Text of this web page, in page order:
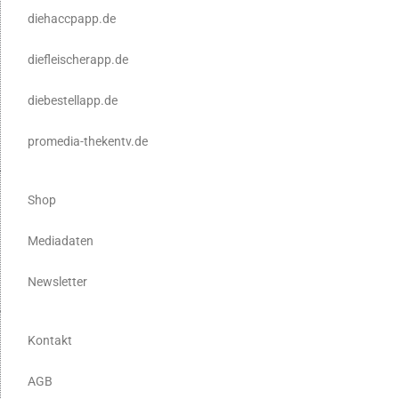
diehaccpapp.de
diefleischerapp.de
diebestellapp.de
promedia-thekentv.de
Shop
Mediadaten
Newsletter
Kontakt
AGB